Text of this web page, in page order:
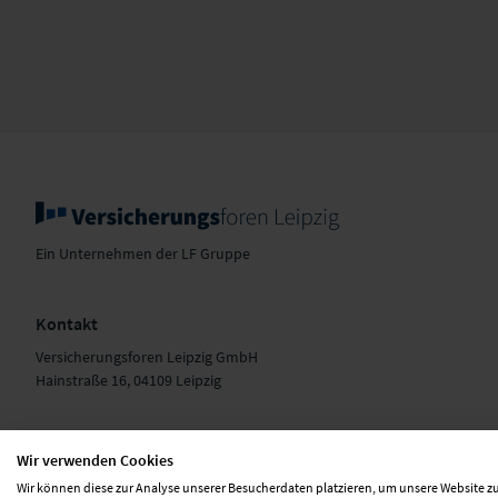
Ein Unternehmen der LF Gruppe
Kontakt
Versicherungsforen Leipzig GmbH
Hainstraße 16, 04109 Leipzig
Wir verwenden Cookies
Wir können diese zur Analyse unserer Besucherdaten platzieren, um unsere Website